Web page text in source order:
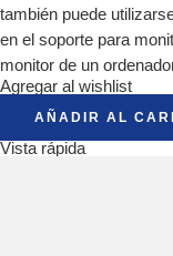
también puede
en el soporte para
monitor de un
Agregar al wishlist
AÑADIR AL
Vista rápida